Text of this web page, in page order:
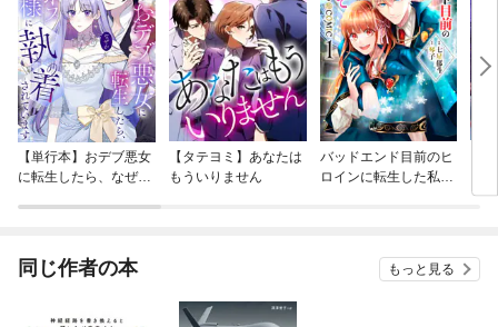
【単行本】おデブ悪女
に転生したら、なぜか
【タテヨミ】あなたは
もういりません
バッドエンド目前のヒ
ロインに転生した私、
同じ作者の本 もっと見る